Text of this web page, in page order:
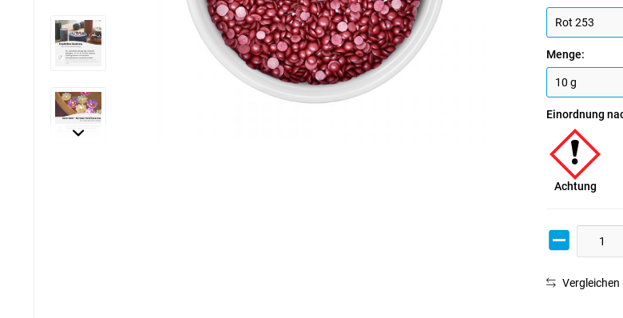
Menge:
Einordnung
Achtung
Vergleichen